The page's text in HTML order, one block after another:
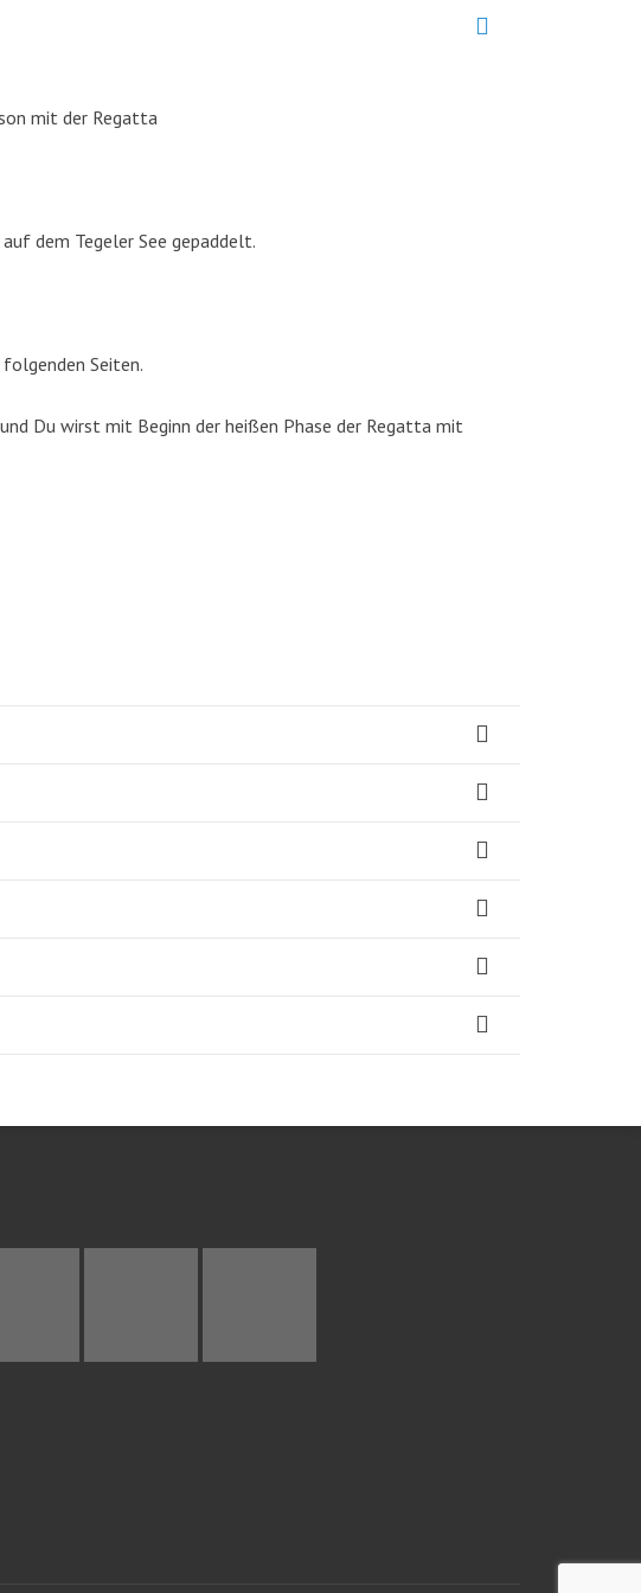
mit der Regatta
dem Tegeler See gepaddelt.
Seiten.
Du wirst mit Beginn der heißen Phase der Regatta mit